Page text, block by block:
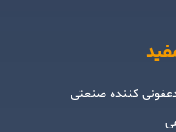
کننده صنعتی